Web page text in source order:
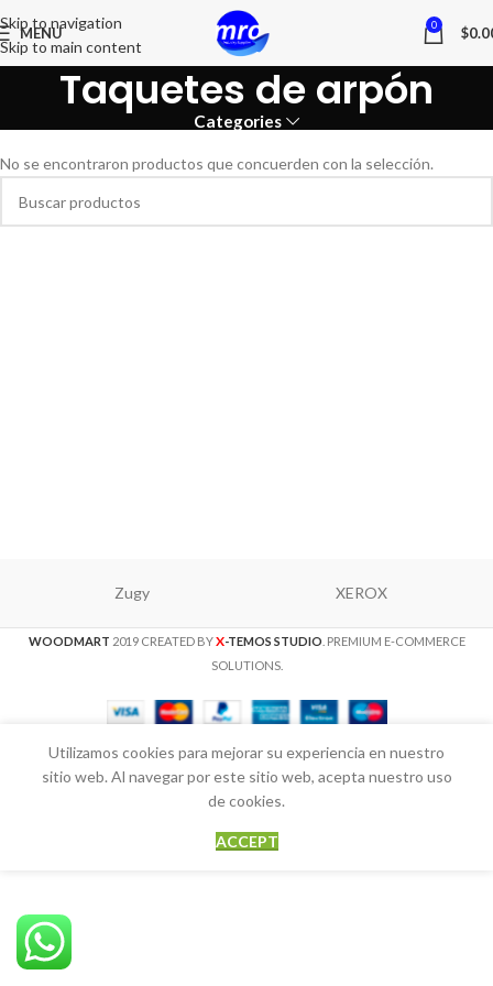
Skip to navigation
Skip to main content
MENU 0 $
Taquetes de arpón
Categories
No se encontraron productos que concuerden con la selección.
Zugy XEROX
WOODMART 2019 CREATED BYX-TEMOS STUDIO . PREMIUM E-COMMERCE
SOLUTIONS.
Utilizamos cookies para mejorar su experiencia en nuestro
sitio web. Al navegar por este sitio web, acepta nuestro uso
de cookies.
ACCEPT